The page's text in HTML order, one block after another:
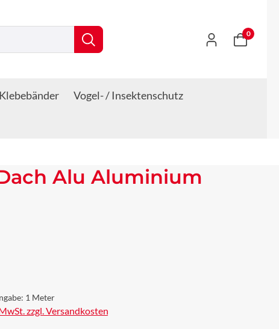
0
Vogel- / Insektenschutz
Alu Aluminium
1 Meter
zzgl. Versandkosten